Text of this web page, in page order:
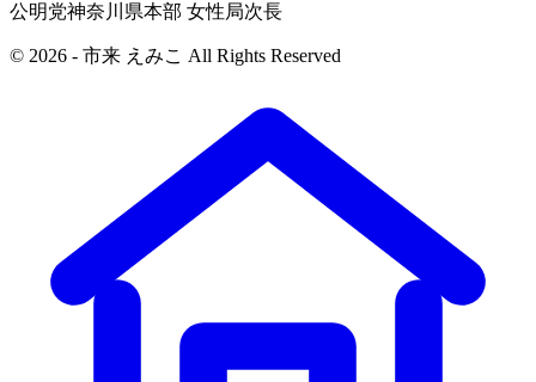
公明党神奈川県本部 女性局次長
© 2026 - 市来 えみこ All Rights Reserved